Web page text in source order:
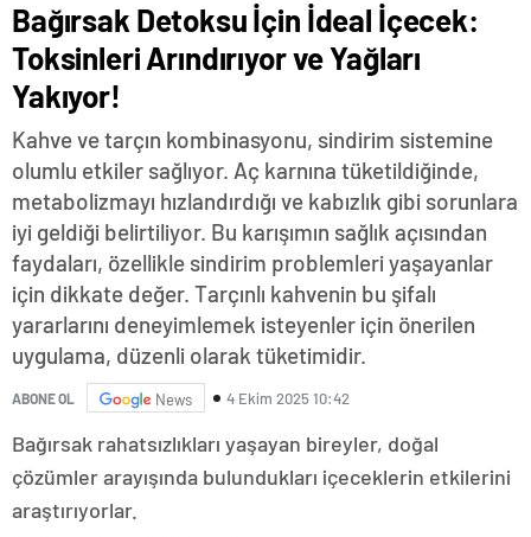
Bağırsak Detoksu İçin İdeal İçecek:
Toksinleri Arındırıyor ve Yağları
Yakıyor!
Kahve ve tarçın kombinasyonu, sindirim sistemine
olumlu etkiler sağlıyor. Aç karnına tüketildiğinde,
metabolizmayı hızlandırdığı ve kabızlık gibi sorunlara
iyi geldiği belirtiliyor. Bu karışımın sağlık açısından
faydaları, özellikle sindirim problemleri yaşayanlar
için dikkate değer. Tarçınlı kahvenin bu şifalı
yararlarını deneyimlemek isteyenler için önerilen
uygulama, düzenli olarak tüketimidir.
ABONE OL News 4 Ekim 2025 10:42
Bağırsak rahatsızlıkları yaşayan bireyler, doğal
çözümler arayışında bulundukları içeceklerin etkilerini
araştırıyorlar.